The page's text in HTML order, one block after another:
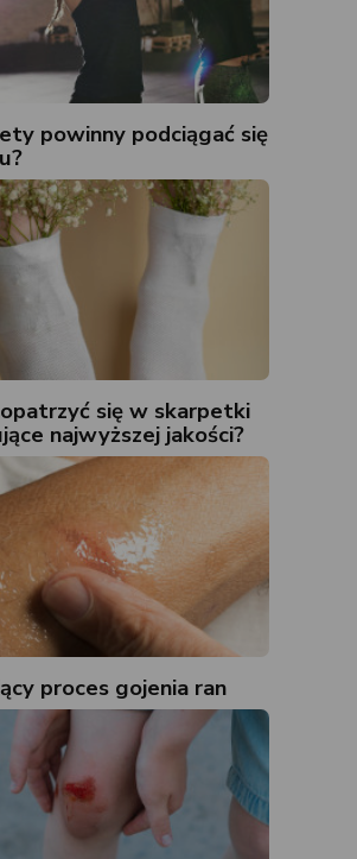
powinny podciągać się
się w skarpetki
najwyższej jakości?
proces gojenia ran